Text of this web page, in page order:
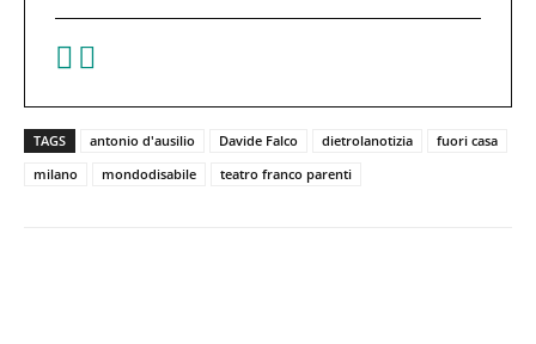
TAGS antonio d'ausilio Davide Falco dietrolanotizia
fuori casa
milano
mondodisabile teatro franco parenti